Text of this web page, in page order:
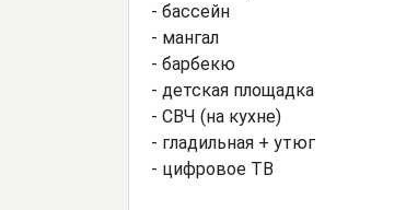
- бассейн
- мангал
- барбекю
- детская площадка
- СВЧ (на кухне)
- гладильная + утюг
- цифровое ТВ